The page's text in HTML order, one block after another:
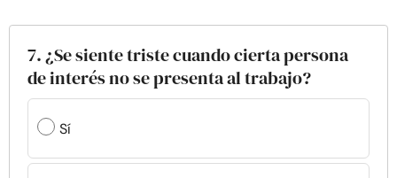
7. ¿Se siente triste cuando cierta persona
de interés no se presenta al trabajo?
Sí